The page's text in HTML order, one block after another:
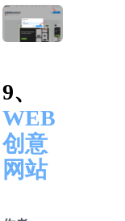
9、
WEB
创意
网站